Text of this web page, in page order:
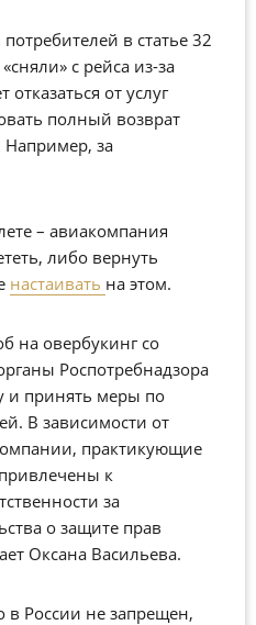
в статье 32
с рейса из-за
от услуг
полный возврат
за
– авиакомпания
либо вернуть
настаивать на этом.
на овербукинг со
Роспотребнадзора
и принять меры по
В зависимости от
практикующие
к
за
о защите прав
Оксана Васильева.
России не запрещен,